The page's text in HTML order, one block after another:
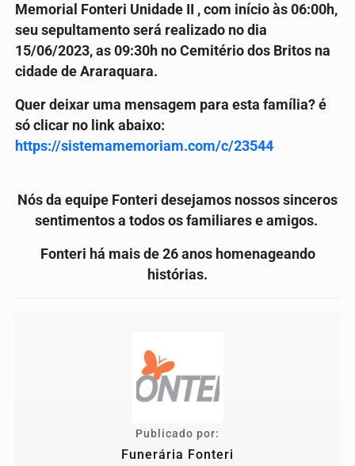
Memorial Fonteri Unidade II , com início às 06:00h,
seu sepultamento será realizado no dia
15/06/2023, as 09:30h no Cemitério dos Britos na
cidade de Araraquara.
Quer deixar uma mensagem para esta família? é
só clicar no link abaixo:
https://sistemamemoriam.com/c/23544
Nós da equipe Fonteri desejamos nossos sinceros
sentimentos a todos os familiares e amigos.
Fonteri há mais de 26 anos homenageando
histórias.
Publicado por:
Funerária Fonteri